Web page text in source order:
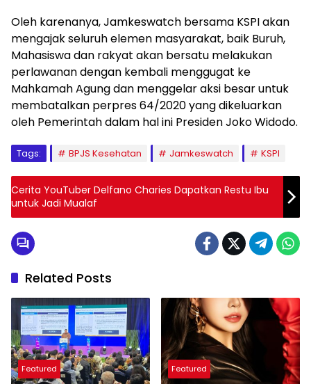
Oleh karenanya, Jamkeswatch bersama KSPI akan
mengajak seluruh elemen masyarakat, baik Buruh,
Mahasiswa dan rakyat akan bersatu melakukan
perlawanan dengan kembali menggugat ke
Mahkamah Agung dan menggelar aksi besar untuk
membatalkan perpres 64/2020 yang dikeluarkan
oleh Pemerintah dalam hal ini Presiden Joko Widodo.
Tags: BPJS Kesehatan Jamkeswatch KSPI
Cerita YouTuber Delfano Charies Dapatkan Restu Ibu
untuk Jadi Mualaf
Related Posts
Featured Featured